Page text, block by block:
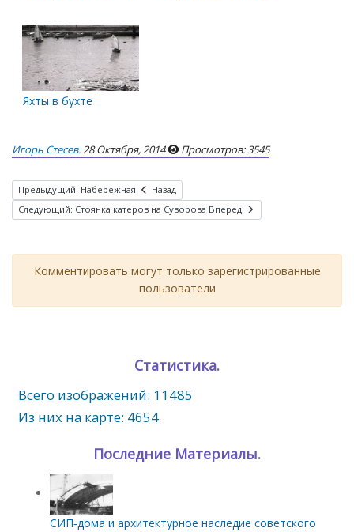
Яхты в бухте
Игорь Стесев.28 Октября, 2014 Просмотров: 3545
Предыдущий: Набережная
Назад
Следующий: Стоянка катеров на Суворова Вперед
Комментировать могут только зарегистрированные
пользователи
Статистика.
Всего изображений: 11485
Из них на карте: 4654
Последние Материалы.
СИП‑дома и архитектурное наследие советского